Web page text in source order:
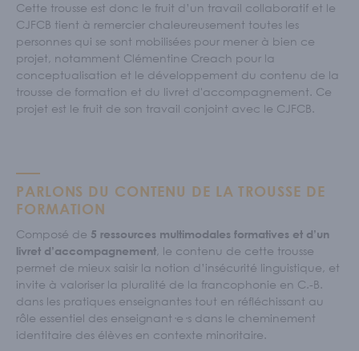
Cette trousse est donc le fruit d’un travail collaboratif et le
CJFCB tient à remercier chaleureusement toutes les
personnes qui se sont mobilisées pour mener à bien ce
projet, notamment Clémentine Creach pour la
conceptualisation et le développement du contenu de la
trousse de formation et du livret d'accompagnement. Ce
projet est le fruit de son travail conjoint avec le CJFCB.
PARLONS DU CONTENU DE LA TROUSSE DE
FORMATION
Composé de 5 ressources multimodales formatives et d’un
livret d’accompagnement, le contenu de cette trousse
permet de mieux saisir la notion d’insécurité linguistique, et
invite à valoriser la pluralité de la francophonie en C.-B.
dans les pratiques enseignantes tout en réfléchissant au
rôle essentiel des enseignant·e·s dans le cheminement
identitaire des élèves en contexte minoritaire.